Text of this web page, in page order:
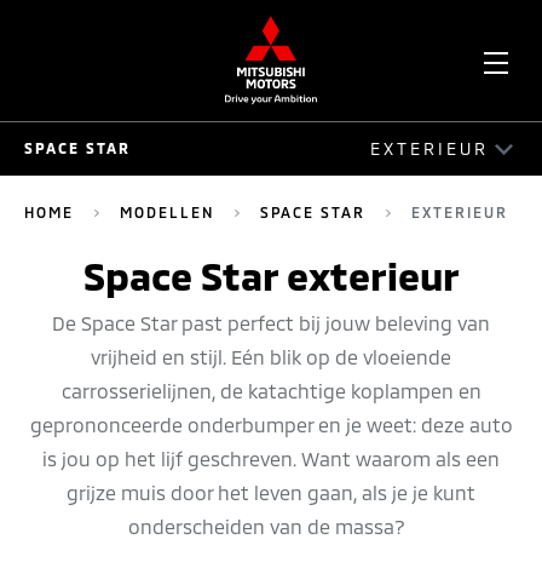
SPACE STAR EXTERIEUR
INTERIEUR
VEILIGHEID
HOME MODELLEN SPACE STAR EXTERIEUR
Space Star exterieur
De Space Star past perfect bij jouw beleving van
vrijheid en stijl. Eén blik op de vloeiende
carrosserielijnen, de katachtige koplampen en
geprononceerde onderbumper en je weet: deze auto
is jou op het lijf geschreven. Want waarom als een
grijze muis door het leven gaan, als je je kunt
onderscheiden van de massa?